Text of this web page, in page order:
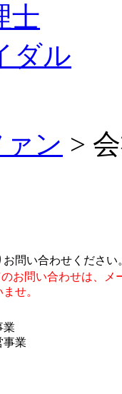
士
ダル
ン >
問い合わせください
お問い合わせは、メ
せ。
業
事業